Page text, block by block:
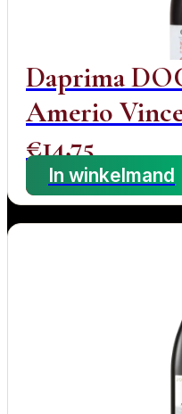
Daprima
Amerio
€14,75
In winkelmand